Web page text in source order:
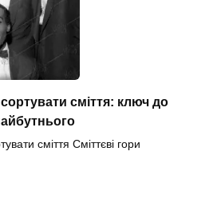
сміття: ключ до
сміття Сміттєві гори